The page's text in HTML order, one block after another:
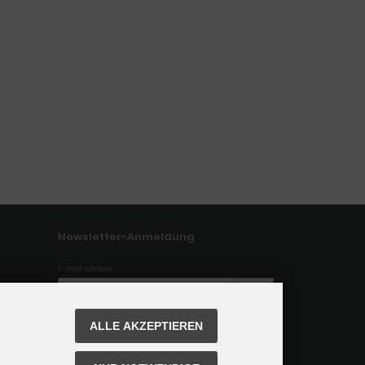
Newsletter-Anmeldung
E-Mail-Adresse:
Der Newsletter kann jederzeit hier oder in Ihrem Kunden
konto abbestellt werden.
ALLE AKZEPTIEREN